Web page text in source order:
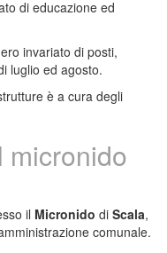
di educazione ed
invariato di posti,
luglio ed agosto.
è a cura degli
micronido
il Micronido di Scala,
comunale.